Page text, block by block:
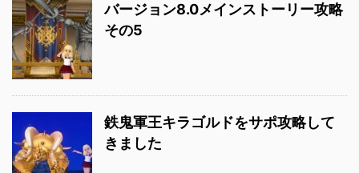
バージョン8.0メインストーリー攻略
その5
鉄鬼軍王キラゴルドをサポ攻略して
きました